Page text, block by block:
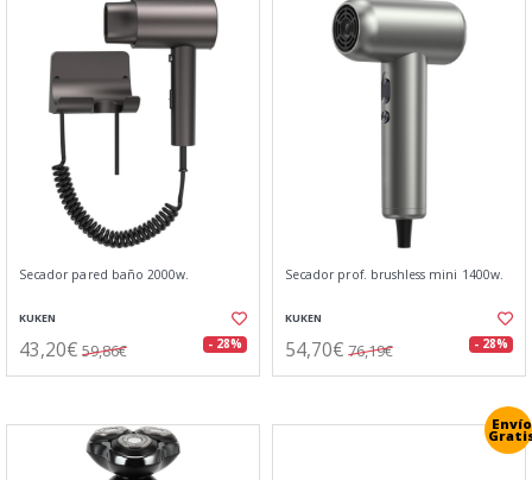
Secador pared baño 2000w.
KUKEN
43,20€ 59,86€ - 28%
Secador prof. brushless mini 1400w.
KUKEN
54,70€ 76,19€ - 28%
Envío